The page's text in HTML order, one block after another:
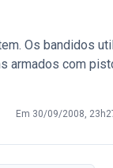
Os bandidos
armados com
Em 30/09/2008,